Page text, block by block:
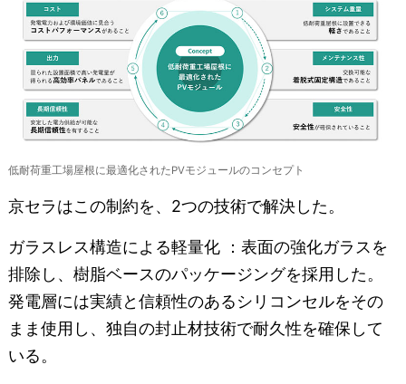
低耐荷重工場屋根に最適化されたPVモジュールのコンセプト
京セラはこの制約を、2つの技術で解決した。
ガラスレス構造による軽量化 ：表面の強化ガラスを
排除し、樹脂ベースのパッケージングを採用した。
発電層には実績と信頼性のあるシリコンセルをその
まま使用し、独自の封止材技術で耐久性を確保して
いる。